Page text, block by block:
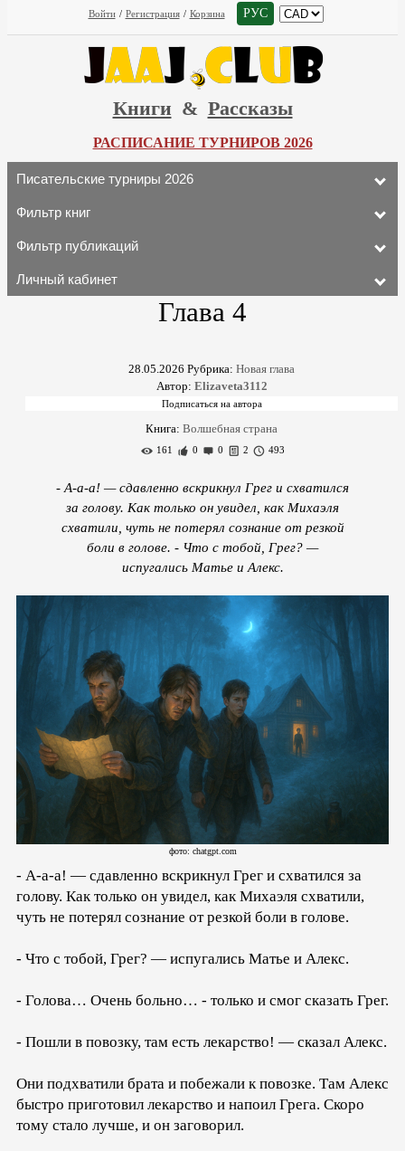
Войти / Регистрация / Корзина РУС
Книги & Рассказы
РАСПИСАНИЕ ТУРНИРОВ 2026
Писательские турниры 2026
Фильтр книг
Фильтр публикаций
Личный кабинет
Глава 4
28.05.2026 Рубрика: Новая глава
Автор: Elizaveta3112
Книга: Волшебная страна
161 0 0 2 493
- А-а-а! — сдавленно вскрикнул Грег и схватился
за голову. Как только он увидел, как Михаэля
схватили, чуть не потерял сознание от резкой
боли в голове. - Что с тобой, Грег? —
испугались Матье и Алекс.
фото: chatgpt.com
- А-а-а! — сдавленно вскрикнул Грег и схватился за
голову. Как только он увидел, как Михаэля схватили,
чуть не потерял сознание от резкой боли в голове.
- Что с тобой, Грег? — испугались Матье и Алекс.
- Голова… Очень больно… - только и смог сказать Грег.
- Пошли в повозку, там есть лекарство! — сказал Алекс.
Они подхватили брата и побежали к повозке. Там Алекс
быстро приготовил лекарство и напоил Грега. Скоро
тому стало лучше, и он заговорил.